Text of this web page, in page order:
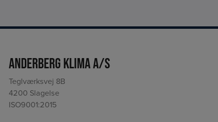
Anderberg Klima A/S
Teglværksvej 8B
4200 Slagelse
ISO9001:2015